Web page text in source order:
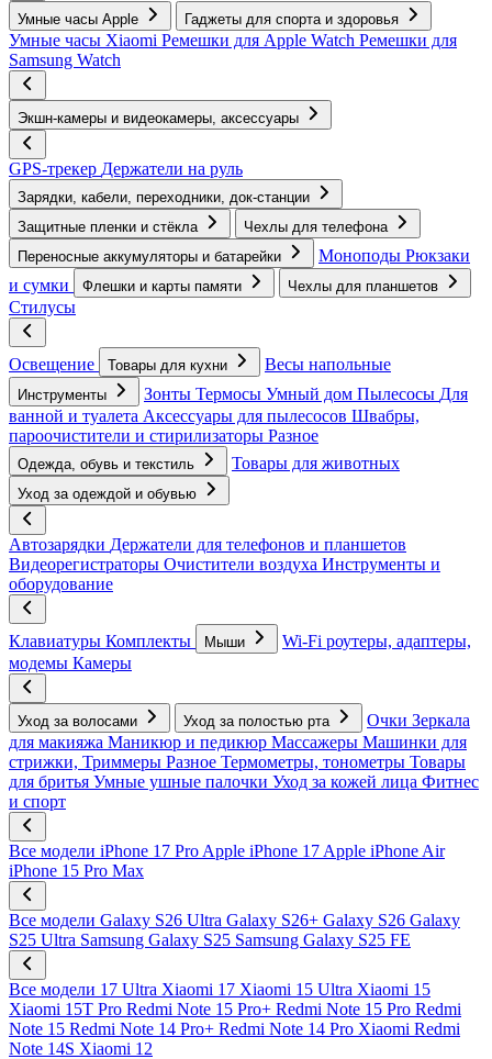
Умные часы Apple Гаджеты для спорта и здоровья
Умные часы Xiaomi Ремешки для Apple Watch Ремешки для
Samsung Watch
Экшн-камеры и видеокамеры, аксессуары
GPS-трекер Держатели на руль
Зарядки, кабели, переходники, док-станции
Защитные пленки и стёкла
Чехлы для телефона
Переносные аккумуляторы и батарейки
Моноподы Рюкзаки
и сумки
Флешки и карты памяти Чехлы для планшетов
Стилусы
Освещение Товары для кухни Весы напольные
Инструменты Зонты Термосы Умный дом Пылесосы Для
ванной и туалета Аксессуары для пылесосов Швабры,
пароочистители и стирилизаторы Разное
Одежда, обувь и текстиль Товары для животных
Уход за одеждой и обувью
Автозарядки Держатели для телефонов и планшетов
Видеорегистраторы Очистители воздуха Инструменты и
оборудование
Клавиатуры Комплекты Мыши
Wi-Fi роутеры, адаптеры,
модемы Камеры
Уход за волосами Уход за полостью рта Очки Зеркала
для макияжа Маникюр и педикюр Массажеры Машинки для
стрижки, Триммеры Разное Термометры, тонометры Товары
для бритья Умные ушные палочки Уход за кожей лица Фитнес
и спорт
Все модели iPhone 17 Pro Apple iPhone 17 Apple iPhone Air
iPhone 15 Pro Max
Все модели Galaxy S26 Ultra Galaxy S26+ Galaxy S26 Galaxy
S25 Ultra Samsung Galaxy S25 Samsung Galaxy S25 FE
Все модели 17 Ultra Xiaomi 17 Xiaomi 15 Ultra Xiaomi 15
Xiaomi 15T Pro Redmi Note 15 Pro+ Redmi Note 15 Pro Redmi
Note 15 Redmi Note 14 Pro+ Redmi Note 14 Pro Xiaomi Redmi
Note 14S Xiaomi 12